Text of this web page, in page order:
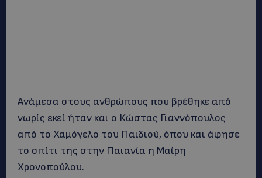
Ανάμεσα στους ανθρώπους που βρέθηκε από
νωρίς εκεί ήταν και ο Κώστας Γιαννόπουλος
από το Χαμόγελο του Παιδιού, όπου και άφησε
το σπίτι της στην Παιανία η Μαίρη
Χρονοπούλου.